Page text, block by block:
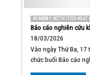
ACADEMY ACTIVITIES HOẠT
Báo cáo nghiên cứu
18/03/2026
Vào ngày Thứ Ba, 17
chức buổi Báo cáo